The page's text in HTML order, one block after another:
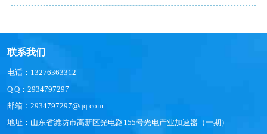
联系我们
电话：13276363312
Q Q：2934797297
邮箱：2934797297@qq.com
地址：山东省潍坊市高新区光电路155号光电产业加速器（一期）